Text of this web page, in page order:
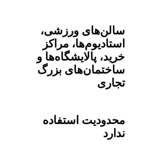
سالن‌های ورزشی،
استادیوم‌ها، مراکز
خرید، پالایشگاه‌ها و
ساختمان‌های بزرگ
تجاری
محدودیت استفاده
ندارد